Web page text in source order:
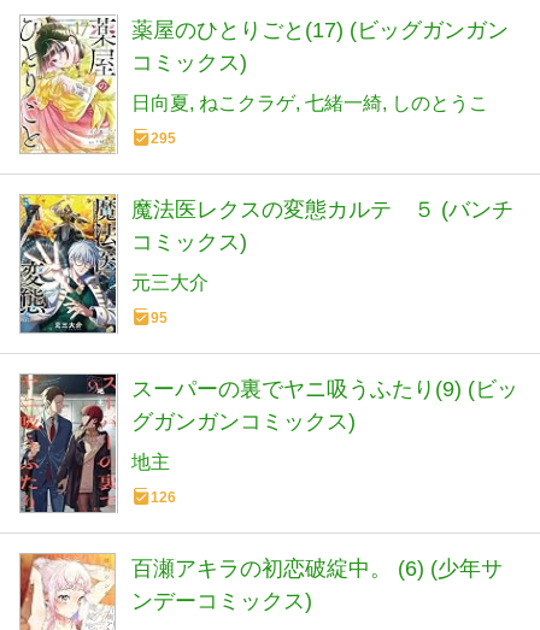
薬屋のひとりごと(17) (ビッグガンガン
コミックス)
日向夏 ねこクラゲ 七緒一綺 しのとうこ
295
魔法医レクスの変態カルテ ５ (バンチ
コミックス)
元三大介
95
スーパーの裏でヤニ吸うふたり(9) (ビッ
グガンガンコミックス)
地主
126
百瀬アキラの初恋破綻中。 (6) (少年サ
ンデーコミックス)